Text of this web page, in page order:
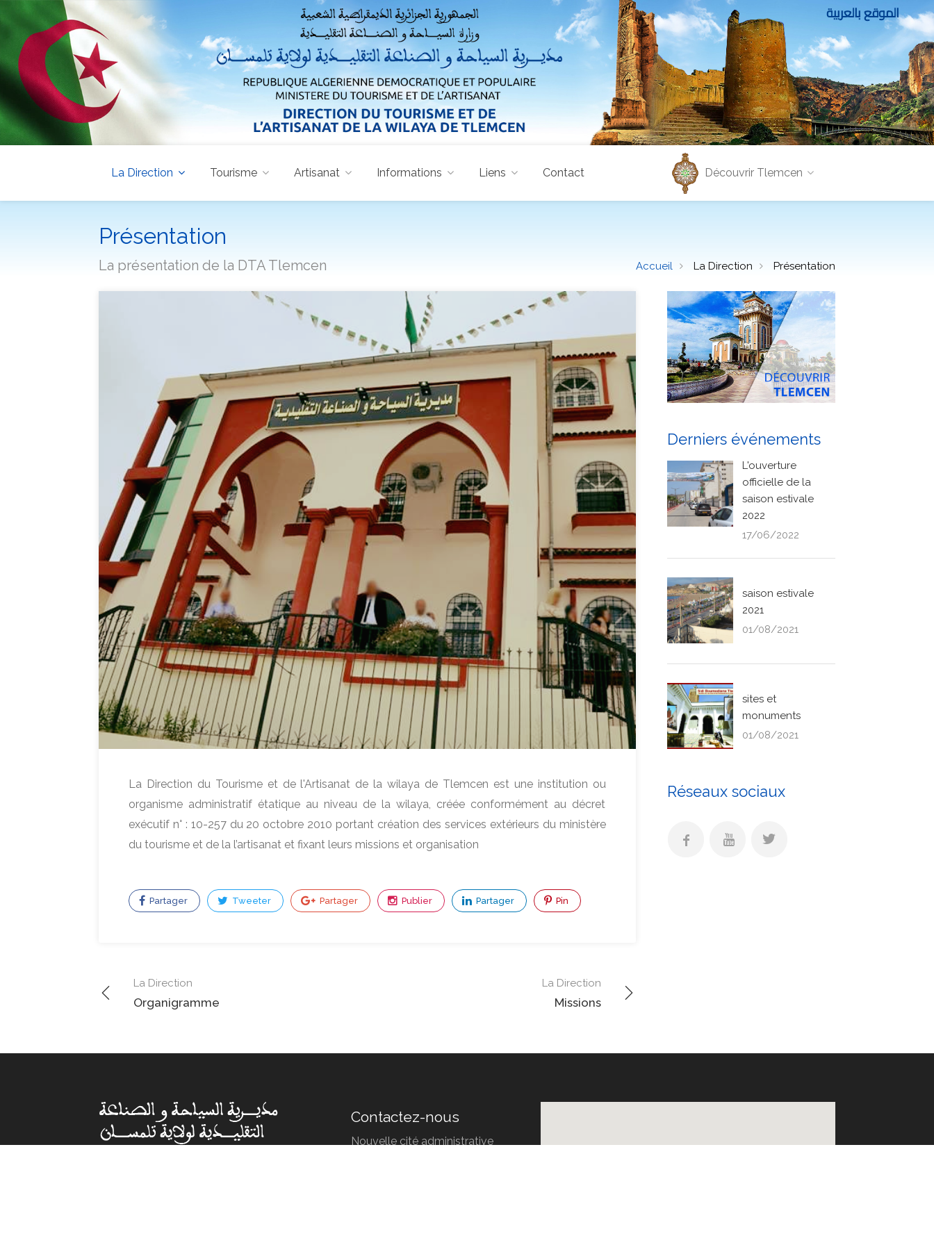
الموقع بالعربية
La Direction Tourisme Artisanat Informations Liens Contact Découvrir Tlemcen
Présentation
La présentation de la DTA Tlemcen Accueil La Direction Présentation
La Direction du Tourisme et de l'Artisanat de la wilaya de Tlemcen est une institution ou
organisme administratif étatique au niveau de la wilaya, créée conformément au décret
exécutif n° : 10-257 du 20 octobre 2010 portant création des services extérieurs du ministère
du tourisme et de la l’artisanat et fixant leurs missions et organisation
Partager Tweeter Partager Publier Partager Pin
La Direction
Missions
La Direction
Organigramme
Derniers événements
L'ouverture
officielle de la
saison estivale
2022
17/06/2022
saison estivale
2021
01/08/2021
sites et
monuments
01/08/2021
Réseaux sociaux
Contactez-nous
Nouvelle cité administrative